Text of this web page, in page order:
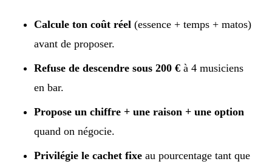
Calcule ton coût réel (essence + temps + matos)
avant de proposer.
Refuse de descendre sous 200 € à 4 musiciens
en bar.
Propose un chiffre + une raison + une option
quand on négocie.
Privilégie le cachet fixe au pourcentage tant que